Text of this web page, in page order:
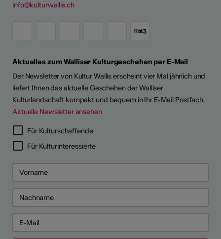
info@kulturwallis.ch
Aktuelles zum Walliser Kulturgeschehen per E-Mail
Der Newsletter von Kultur Wallis erscheint vier Mal jährlich und
liefert Ihnen das aktuelle Geschehen der Walliser
Kulturlandschaft kompakt und bequem in Ihr E-Mail Postfach.
Aktuelle Newsletter ansehen
Für Kulturschaffende
Für Kulturinteressierte